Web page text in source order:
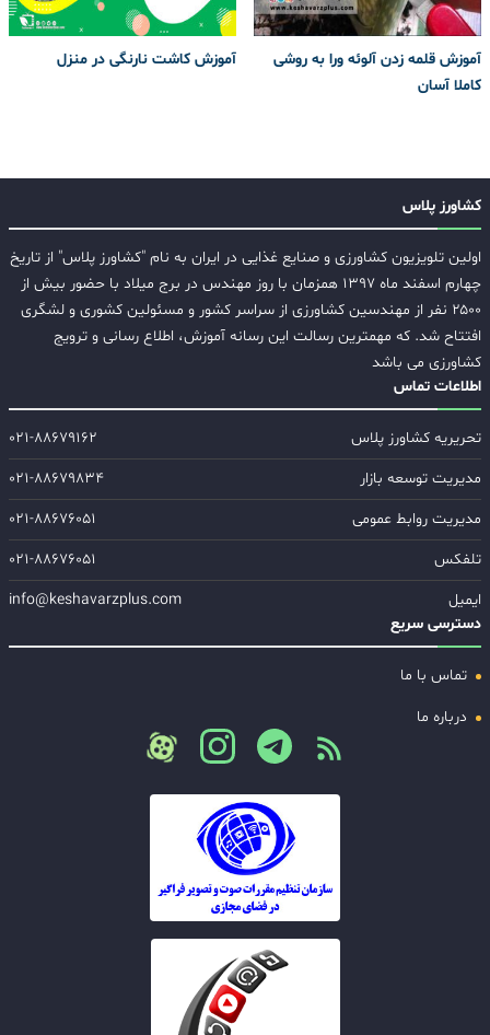
آموزش قلمه زدن آلوئه ورا به روشی
کاملا آسان
آموزش کاشت نارنگی در منزل
کشاورز پلاس
اولین تلویزیون کشاورزی و صنایع غذایی در ایران به نام "کشاورز پلاس" از تاریخ
چهارم اسفند ماه ۱۳۹۷ همزمان با روز مهندس در برج میلاد با حضور بیش از
۲۵۰۰ نفر از مهندسین کشاورزی از سراسر کشور و مسئولین کشوری و لشگری
افتتاح شد. که مهمترین رسالت این رسانه آموزش، اطلاع رسانی و ترویج
کشاورزی می باشد
اطلاعات تماس
تحریریه کشاورز پلاس
۰۲۱-۸۸۶۷۹۱۶۲
مدیریت توسعه بازار
۰۲۱-۸۸۶۷۹۸۳۴
مدیریت روابط عمومی
۰۲۱-۸۸۶۷۶۰۵۱
تلفکس
۰۲۱-۸۸۶۷۶۰۵۱
ایمیل
info@keshavarzplus.com
دسترسی سریع
تماس با ما
درباره ما